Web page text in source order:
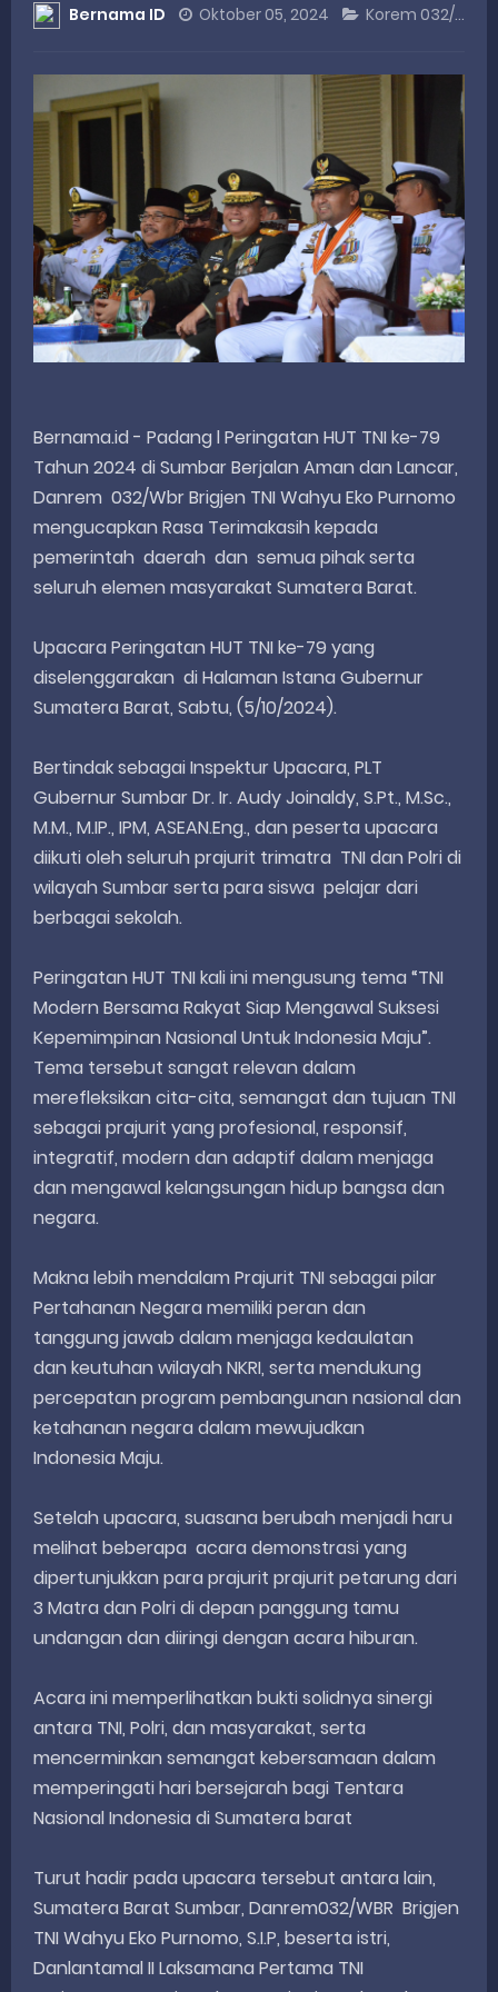
Dialog Inspiratif di Agam, Legislator Nevi Zuairina Sampaikan Hal Ini
Danpusterad Resmi Tutup Program Bakti TNI AD Untuk Rakyat di Kabupaten Kepulauan Mentawai
IHSG Bangkit dan Rupiah Menguat, Rahmat Saleh Apresiasi Gerak Cepat Dasco
Rahmat Saleh Nilai Penataan BUMN Perlu, Asalkan Layanan Publik Tetap Terjaga
Thursday, 6 August
Bernama ID Oktober 05, 2024 Korem 032/Wbr
Bernama.id - Padang l Peringatan HUT TNI ke-79
Tahun 2024 di Sumbar Berjalan Aman dan Lancar,
Danrem 032/Wbr Brigjen TNI Wahyu Eko Purnomo
mengucapkan Rasa Terimakasih kepada
pemerintah daerah dan semua pihak serta
seluruh elemen masyarakat Sumatera Barat.
Upacara Peringatan HUT TNI ke-79 yang
diselenggarakan di Halaman Istana Gubernur
Sumatera Barat, Sabtu, (5/10/2024).
Bertindak sebagai Inspektur Upacara, PLT
Gubernur Sumbar Dr. Ir. Audy Joinaldy, S.Pt., M.Sc.,
M.M., M.IP., IPM, ASEAN.Eng., dan peserta upacara
diikuti oleh seluruh prajurit trimatra TNI dan Polri di
wilayah Sumbar serta para siswa pelajar dari
berbagai sekolah.
Peringatan HUT TNI kali ini mengusung tema “TNI
Modern Bersama Rakyat Siap Mengawal Suksesi
Kepemimpinan Nasional Untuk Indonesia Maju”.
Tema tersebut sangat relevan dalam
merefleksikan cita-cita, semangat dan tujuan TNI
sebagai prajurit yang profesional, responsif,
integratif, modern dan adaptif dalam menjaga
dan mengawal kelangsungan hidup bangsa dan
negara.
Makna lebih mendalam Prajurit TNI sebagai pilar
Pertahanan Negara memiliki peran dan
tanggung jawab dalam menjaga kedaulatan
dan keutuhan wilayah NKRI, serta mendukung
percepatan program pembangunan nasional dan
ketahanan negara dalam mewujudkan
Indonesia Maju.
Setelah upacara, suasana berubah menjadi haru
melihat beberapa acara demonstrasi yang
dipertunjukkan para prajurit prajurit petarung dari
3 Matra dan Polri di depan panggung tamu
undangan dan diiringi dengan acara hiburan.
Acara ini memperlihatkan bukti solidnya sinergi
antara TNI, Polri, dan masyarakat, serta
mencerminkan semangat kebersamaan dalam
memperingati hari bersejarah bagi Tentara
Nasional Indonesia di Sumatera barat
Turut hadir pada upacara tersebut antara lain,
Sumatera Barat Sumbar, Danrem032/WBR Brigjen
TNI Wahyu Eko Purnomo, S.I.P, beserta istri,
Danlantamal II Laksamana Pertama TNI